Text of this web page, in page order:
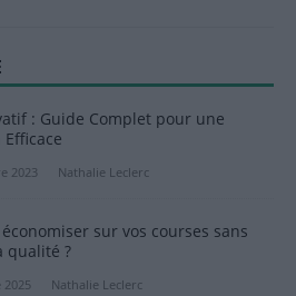
: Guide Complet pour une
2023 Nathalie Leclerc
sur vos courses sans
qualité ?
Nathalie Leclerc